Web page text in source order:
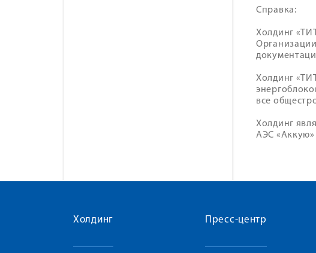
Справка:
Холдинг
Холдинг
все
Холдинг
АЭС «Аккую»
Холдинг Пресс-центр